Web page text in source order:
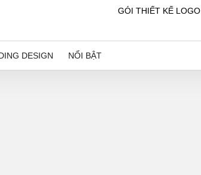
GÓI THIẾT KẾ LOGO
DESIGN NỔI BẬT